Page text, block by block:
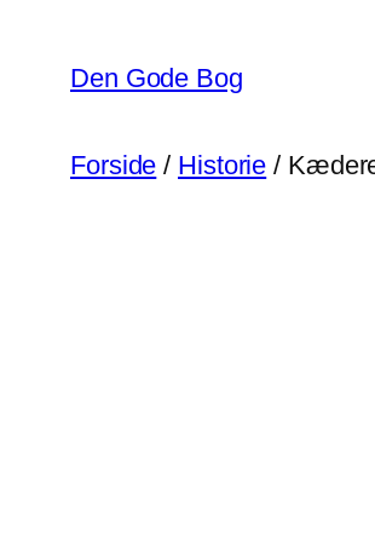
indhold
Den Gode Bog
Forside / Historie /